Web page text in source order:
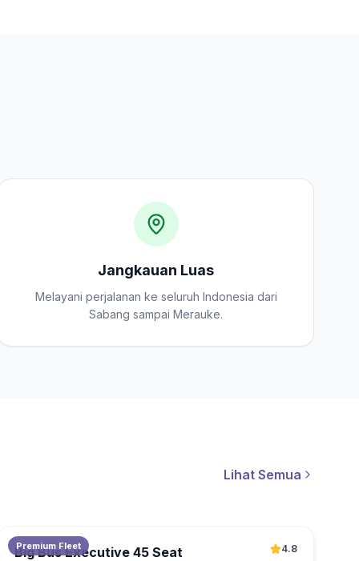
Jangkauan Luas
Melayani perjalanan ke seluruh Indonesia dari
Sabang sampai Merauke.
Lihat Semua
Premium Fleet
Big Bus Executive 45 Seat 4.8